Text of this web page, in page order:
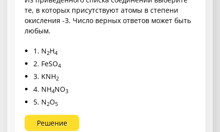
те, в которых присутствуют атомы в степени
окисления -3. Число верных ответов может быть
любым.
1. N2H4
2. FeSO4
3. KNH2
4. NH4NO3
5. N2O5
Решение